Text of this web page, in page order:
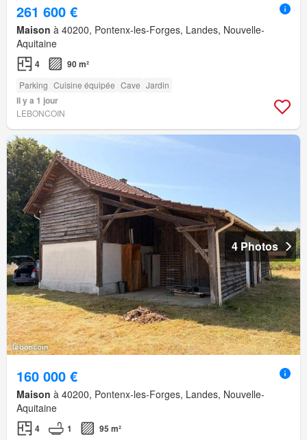
261 600 €
Maison à 40200, Pontenx-les-Forges, Landes, Nouvelle-
Aquitaine
4 90 m²
Parking Cuisine équipée Cave Jardin
Il y a 1 jour
LEBONCOIN
4 Photos
160 000 €
Maison à 40200, Pontenx-les-Forges, Landes, Nouvelle-
Aquitaine
4 1 95 m²